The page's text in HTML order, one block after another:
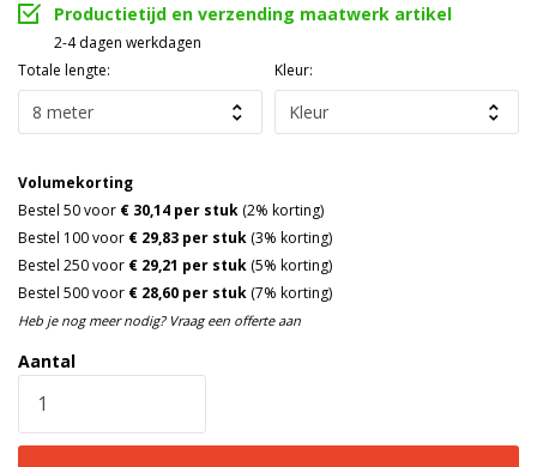
Productietijd en verzending maatwerk artikel
2-4 dagen werkdagen
Totale lengte:
Kleur:
Aantal
Volumekorting
Bestel 50 voor € 30,14 per stuk (2% korting)
Bestel 100 voor € 29,83 per stuk (3% korting)
Bestel 250 voor € 29,21 per stuk (5% korting)
Bestel 500 voor € 28,60 per stuk (7% korting)
Heb je nog meer nodig? Vraag een offerte aan